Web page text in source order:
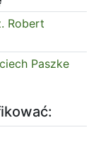
Robert
Paszke